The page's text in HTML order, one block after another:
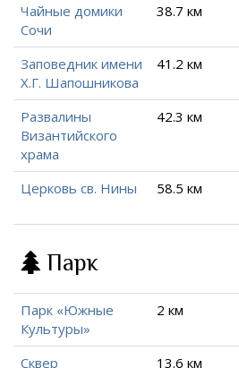
Чайные домики
Сочи
38.7 км
Заповедник имени
Х.Г. Шапошникова
41.2 км
Развалины
Византийского
храма
42.3 км
Церковь св. Нины 58.5 км
Парк
Парк «Южные
Культуры»
2 км
Сквер
13.6 км